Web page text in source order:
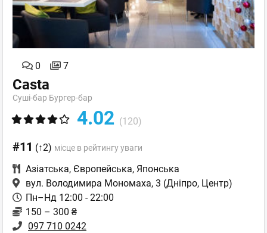
0 7
Casta
Суші-бар Бургер-бар
4.02 (120)
#11 (↑2) місце в рейтингу уваги
Азіатська, Європейська, Японська
вул. Володимира Мономаха, 3 (Дніпро, Центр)
Пн–Нд 12:00 - 22:00
150 – 300 ₴
097 710 0242